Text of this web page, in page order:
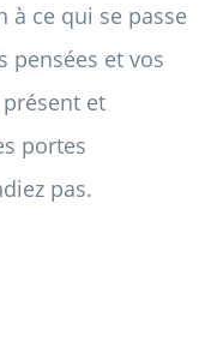
à ce qui se passe
pensées et vos
et
portes
pas.